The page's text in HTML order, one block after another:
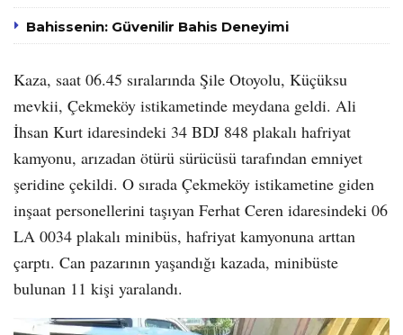
Bahissenin: Güvenilir Bahis Deneyimi
Kaza, saat 06.45 sıralarında Şile Otoyolu, Küçüksu
mevkii, Çekmeköy istikametinde meydana geldi. Ali
İhsan Kurt idaresindeki 34 BDJ 848 plakalı hafriyat
kamyonu, arızadan ötürü sürücüsü tarafından emniyet
şeridine çekildi. O sırada Çekmeköy istikametine giden
inşaat personellerini taşıyan Ferhat Ceren idaresindeki 06
LA 0034 plakalı minibüs, hafriyat kamyonuna arttan
çarptı. Can pazarının yaşandığı kazada, minibüste
bulunan 11 kişi yaralandı.